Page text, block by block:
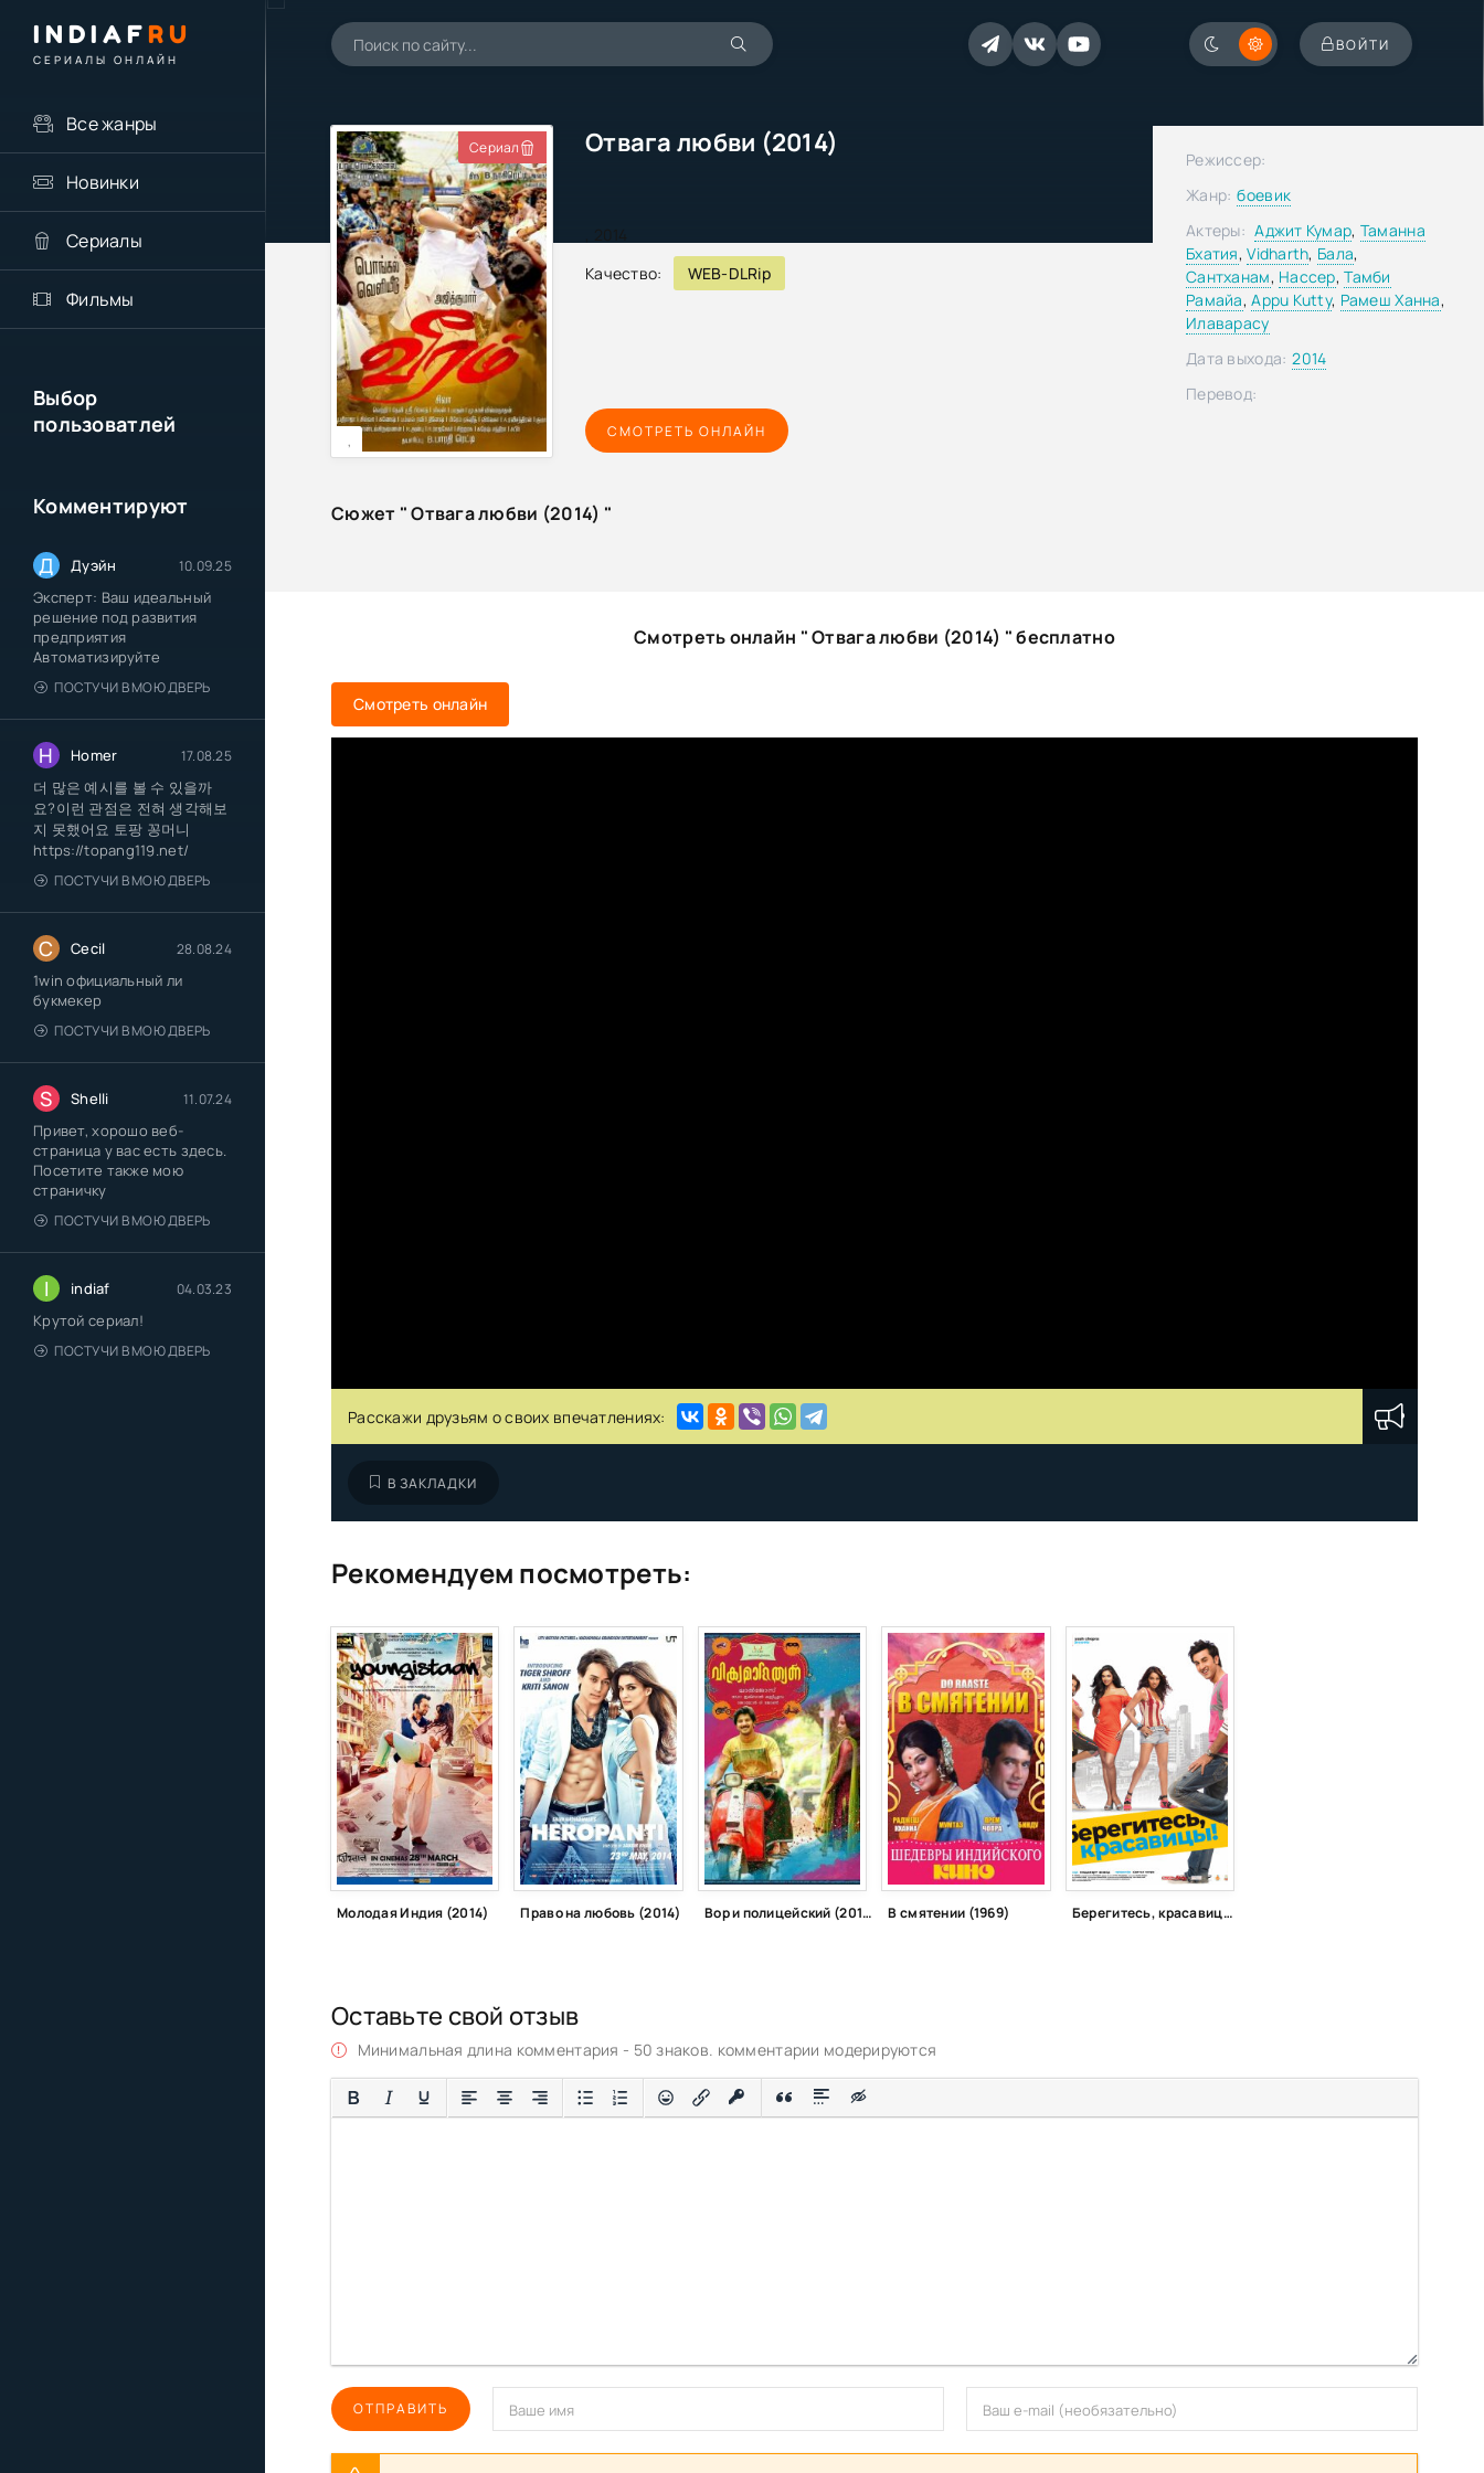
INDIAFRU
СЕРИАЛЫ ОНЛАЙН
ВОЙТИ
Все жанры
Новинки
Сериалы
Фильмы
Выбор
пользоватлей
Комментируют
Д Дуэйн 10.09.25
Эксперт: Ваш идеальный
решение под развития
предприятия
Автоматизируйте
ПОСТУЧИ В МОЮ ДВЕРЬ
H Homer 17.08.25
더 많은 예시를 볼 수 있을까
요?이런 관점은 전혀 생각해보
지 못했어요 토팡 꽁머니
https://topang119.net/
ПОСТУЧИ В МОЮ ДВЕРЬ
C Cecil 28.08.24
1win официальный ли
букмекер
ПОСТУЧИ В МОЮ ДВЕРЬ
S Shelli 11.07.24
Привет, хорошо веб-
страница у вас есть здесь.
Посетите также мою
страничку
ПОСТУЧИ В МОЮ ДВЕРЬ
I indiaf 04.03.23
Крутой сериал!
ПОСТУЧИ В МОЮ ДВЕРЬ
Отвага любви (2014)
2014
Качество:
WEB-DLRip
Сериал
,
СМОТРЕТЬ ОНЛАЙН
Режиссер:
Жанр: боевик
Актеры: Аджит Кумар, Таманна
Бхатия,Vidharth, Бала,
Сантханам, Нассер,Тамби
Рамайа,Appu Kutty, Рамеш Ханна,
Илаварасу
Дата выхода: 2014
Перевод:
Сюжет " Отвага любви (2014) "
Смотреть онлайн " Отвага любви (2014) " бесплатно
Смотреть онлайн
Расскажи друзьям о своих впечатлениях:
В ЗАКЛАДКИ
Рекомендуем посмотреть:
Молодая Индия (2014) Право на любовь (2014) Вор и полицейский (2014) В смятении (1969) Берегитесь, красавицы (2008)
Оставьте свой отзыв
Минимальная длина комментария - 50 знаков. комментарии модерируются
ОТПРАВИТЬ